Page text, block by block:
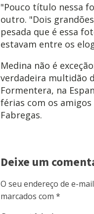
"Pouco título nessa
outro. "Dois
pesada que é essa
estavam entre os
Medina não é
verdadeira multidão
Formentera, na
férias com os amigos
Fabregas.
Deixe um
O seu endereço de e-
marcados com *